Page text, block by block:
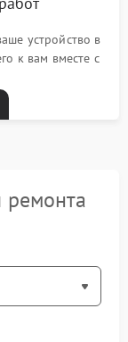
устройство в
к вам вместе с
ремонта